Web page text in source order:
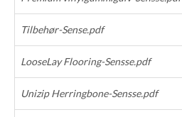
Tilbehør-Sense.pdf
LooseLay Flooring-Sensse.pdf
Unizip Herringbone-Sensse.pdf